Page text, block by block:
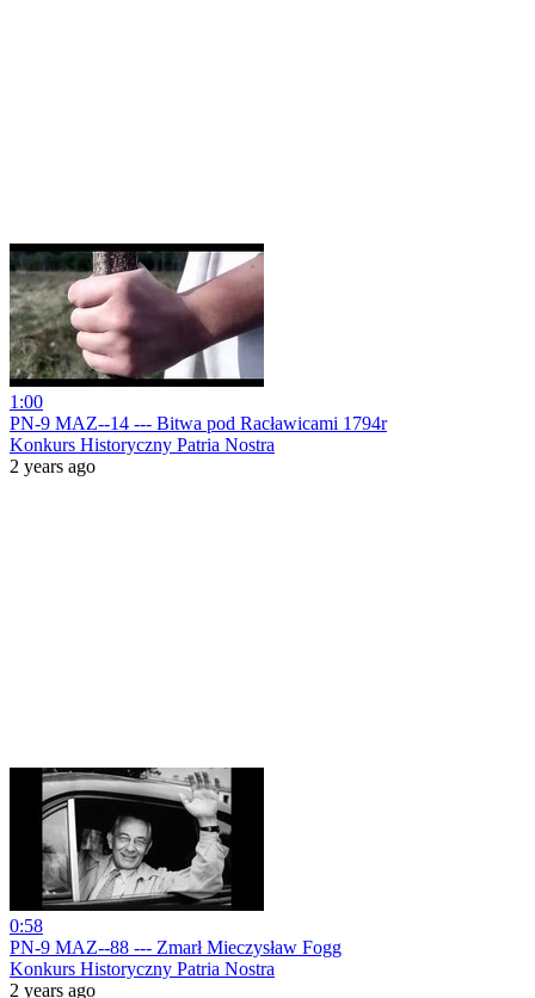
1:00
PN-9 MAZ--14 --- Bitwa pod Racławicami 1794r
Konkurs Historyczny Patria Nostra
2 years ago
0:58
PN-9 MAZ--88 --- Zmarł Mieczysław Fogg
Konkurs Historyczny Patria Nostra
2 years ago